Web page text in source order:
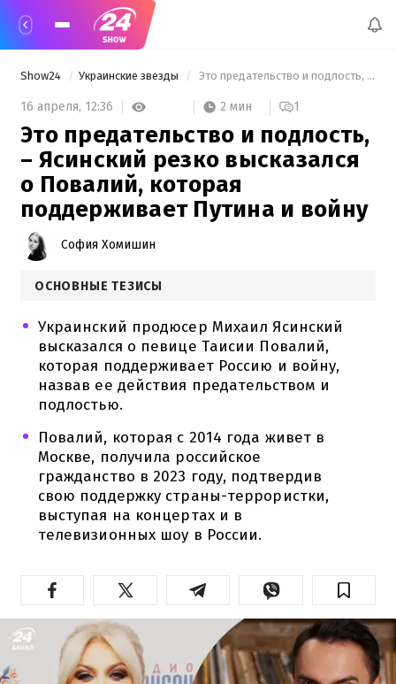
Show24 Украинские звезды Это предательство и подлость, – Ясинский резко высказался о Повалий, которая поддерживает Путина и войну
16 апреля, 12:36 2 мин 1
Это предательство и подлость,
– Ясинский резко высказался
о Повалий, которая
поддерживает Путина и войну
София Хомишин
ОСНОВНЫЕ ТЕЗИСЫ
Украинский продюсер Михаил Ясинский
высказался о певице Таисии Повалий,
которая поддерживает Россию и войну,
назвав ее действия предательством и
подлостью.
Повалий, которая с 2014 года живет в
Москве, получила российское
гражданство в 2023 году, подтвердив
свою поддержку страны-террористки,
выступая на концертах и в
телевизионных шоу в России.